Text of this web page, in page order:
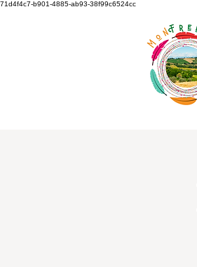
71d4f4c7-b901-4885-ab93-38f99c6524cc